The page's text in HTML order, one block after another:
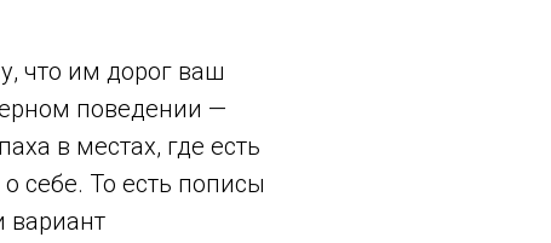
что им дорог ваш
поведении —
в местах, где есть
себе. То есть пописы
вариант